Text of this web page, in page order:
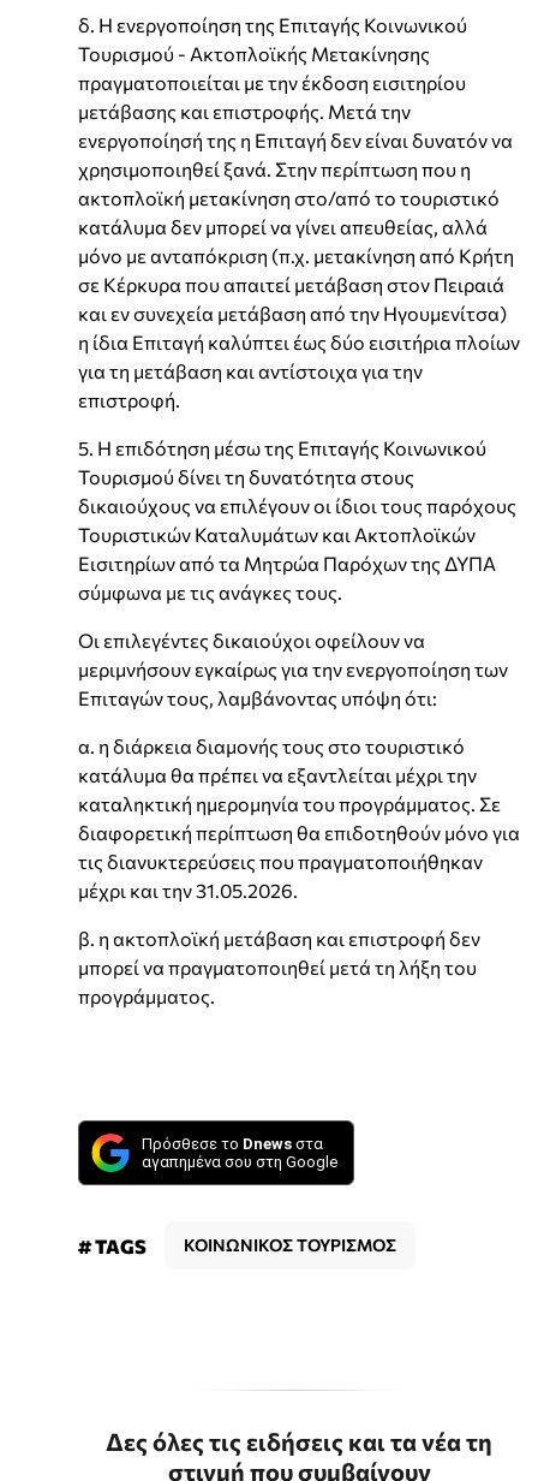
δ. Η ενεργοποίηση της Επιταγής Κοινωνικού
Τουρισμού - Ακτοπλοϊκής Μετακίνησης
πραγματοποιείται με την έκδοση εισιτηρίου
μετάβασης και επιστροφής. Μετά την
ενεργοποίησή της η Επιταγή δεν είναι δυνατόν να
χρησιμοποιηθεί ξανά. Στην περίπτωση που η
ακτοπλοϊκή μετακίνηση στο/από το τουριστικό
κατάλυμα δεν μπορεί να γίνει απευθείας, αλλά
μόνο με ανταπόκριση (π.χ. μετακίνηση από Κρήτη
σε Κέρκυρα που απαιτεί μετάβαση στον Πειραιά
και εν συνεχεία μετάβαση από την Ηγουμενίτσα)
η ίδια Επιταγή καλύπτει έως δύο εισιτήρια πλοίων
για τη μετάβαση και αντίστοιχα για την
επιστροφή.
5. Η επιδότηση μέσω της Επιταγής Κοινωνικού
Τουρισμού δίνει τη δυνατότητα στους
δικαιούχους να επιλέγουν οι ίδιοι τους παρόχους
Τουριστικών Καταλυμάτων και Ακτοπλοϊκών
Εισιτηρίων από τα Μητρώα Παρόχων της ΔΥΠΑ
σύμφωνα με τις ανάγκες τους.
Οι επιλεγέντες δικαιούχοι οφείλουν να
μεριμνήσουν εγκαίρως για την ενεργοποίηση των
Επιταγών τους, λαμβάνοντας υπόψη ότι:
α. η διάρκεια διαμονής τους στο τουριστικό
κατάλυμα θα πρέπει να εξαντλείται μέχρι την
καταληκτική ημερομηνία του προγράμματος. Σε
διαφορετική περίπτωση θα επιδοτηθούν μόνο για
τις διανυκτερεύσεις που πραγματοποιήθηκαν
μέχρι και την 31.05.2026.
β. η ακτοπλοϊκή μετάβαση και επιστροφή δεν
μπορεί να πραγματοποιηθεί μετά τη λήξη του
προγράμματος.
Πρόσθεσε το Dnews στα
αγαπημένα σου στη Google
# TAGS ΚΟΙΝΩΝΙΚΟΣ ΤΟΥΡΙΣΜΟΣ
Δες όλες τις ειδήσεις και τα νέα τη
στιγμή που συμβαίνουν